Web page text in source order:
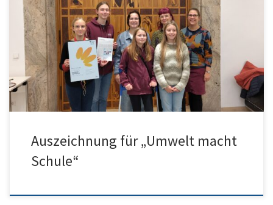
besondere Projekte zur Nachhaltigkeit ausgezeichnet. Die
Auszeichnung war dotiert mit 900€ und kleinen
Freizeitgutscheinen für die Schüler:innen. Vom HGU waren vier
Schüler:innen, zwei Lehrerinnen und die Schulleiterin bei der
Preisverleihung.<https://www.ulm.de/aktuelle-
meldungen/z%C3%B6a/oktober-
2025/2025_10_umwelt_macht_schule> Außerdem erhielt Silas […]
Auszeichnung für „Umwelt macht
Schule“